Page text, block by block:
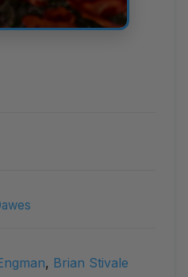
, Brian Stivale